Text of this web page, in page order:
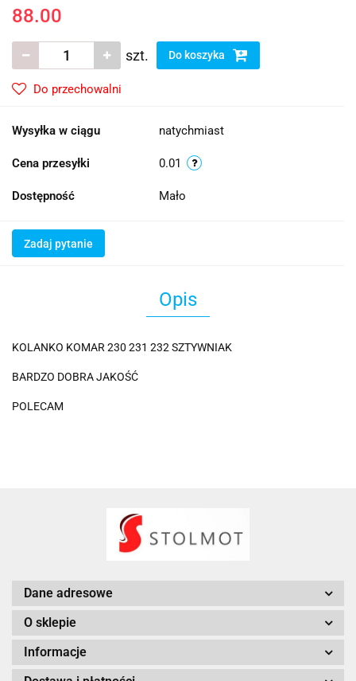
88.00
szt. Do koszyka
Do przechowalni
Wysyłka w ciągu natychmiast
Cena przesyłki 0.01
Dostępność Mało
Zadaj pytanie
Opis
KOLANKO KOMAR 230 231 232 SZTYWNIAK
BARDZO DOBRA JAKOŚĆ
POLECAM
Dane adresowe
O sklepie
Informacje